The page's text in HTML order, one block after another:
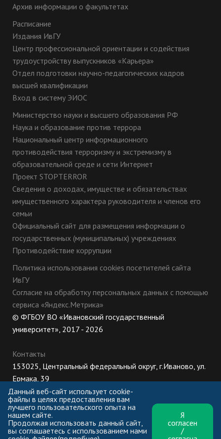
Архив информации о факультетах
Расписание
Издания ИвГУ
Центр профессиональной ориентации и содействия
трудоустройству выпускников «Карьера»
Отдел подготовки научно-педагогических кадров
высшей квалификации
Вход в систему ЭИОС
Министерство науки и высшего образования РФ
Наука и образование против террора
Национальный центр информационного
противодействия терроризму и экстремизму в
образовательной среде и сети Интернет
Проект STOPTERROR
Сведения о доходах, имуществе и обязательствах
имущественного характера руководителя и членов его
семьи
Официальный сайт для размещения информации о
государственных (муниципальных) учреждениях
Противодействие коррупции
Политика использования cookies посетителей сайта
ИвГУ
Согласие на обработку персональных данных с помощью
сервиса «Яндекс.Метрика»
© ФГБОУ ВО «Ивановский государственный
университет», 2017 - 2026
Контакты
153025, Центральный федеральный округ, г.Иваново, ул.
Ермака, 39
8 (800) 222-56-86 (Приемная комиссия), +7 (4932) 32-62-
10 (Ректорат)
ПН-ЧТ: 8:30-17:00;
ПТ: 8:30-16:00;
Данный веб-сайт использует cookie-
файлы в целях предоставления вам
лучшего пользовательского опыта на
нашем сайте.
Продолжая использовать данный сайт,
вы соглашаетесь с использованием нами
Я
согласен
/